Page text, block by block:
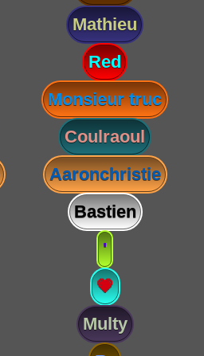
Mathieu
Red
Monsieur truc
Coulraoul
Aaronchristie
Bastien
'
💗
Multy